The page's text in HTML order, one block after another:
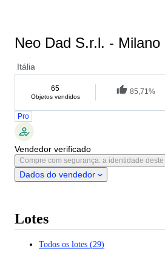
Neo Dad S.r.l. - Milano
Itália
65
Objetos vendidos
85,71%
Pro
Vendedor verificado
Compre com segurança: a identidade
Dados do vendedor
Lotes
Todos os lotes (29)